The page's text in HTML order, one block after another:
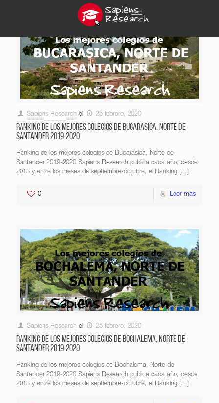
Sapiens Research el 25 febrero, 2020
Ranking de los mejores colegios de Bucarasica, Norte de
Santander 2019-2020
Ranking de los mejores colegios de Bucarasica, Norte de
Santander 2019-2020 Sapiens Research publica cada año, desde
2013 y entre los meses de septiembre-octubre, el Ranking […]
0 Leer más
Sapiens Research el 25 febrero, 2020
Ranking de los mejores colegios de Bochalema, Norte de
Santander 2019-2020
Ranking de los mejores colegios de Bochalema, Norte de
Santander 2019-2020 Sapiens Research publica cada año, desde
2013 y entre los meses de septiembre-octubre, el Ranking […]